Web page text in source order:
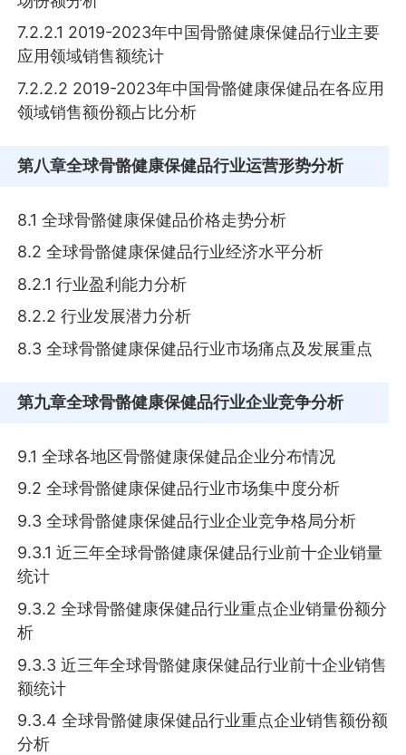
7.2.2.1 2019-2023年中国骨骼健康保健品行业主要
应用领域销售额统计
7.2.2.2 2019-2023年中国骨骼健康保健品在各应用
领域销售额份额占比分析
第八章全球骨骼健康保健品行业运营形势分析
8.1 全球骨骼健康保健品价格走势分析
8.2 全球骨骼健康保健品行业经济水平分析
8.2.1 行业盈利能力分析
8.2.2 行业发展潜力分析
8.3 全球骨骼健康保健品行业市场痛点及发展重点
第九章全球骨骼健康保健品行业企业竞争分析
9.1 全球各地区骨骼健康保健品企业分布情况
9.2 全球骨骼健康保健品行业市场集中度分析
9.3 全球骨骼健康保健品行业企业竞争格局分析
9.3.1 近三年全球骨骼健康保健品行业前十企业销量
统计
9.3.2 全球骨骼健康保健品行业重点企业销量份额分
析
9.3.3 近三年全球骨骼健康保健品行业前十企业销售
额统计
9.3.4 全球骨骼健康保健品行业重点企业销售额份额
分析